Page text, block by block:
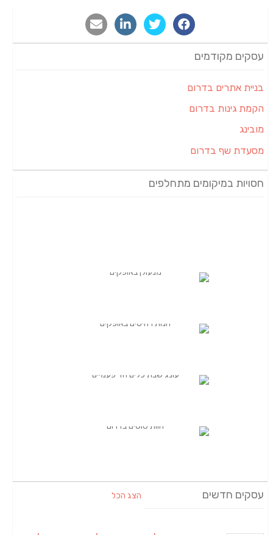
עסקים מקודמים
בניית אתרים בדרום
הקמת גינות בדרום
מובינג
מסעדת שף בדרום
חסויות במיקומים מתחלפים
עסקים חדשים הצג הכל